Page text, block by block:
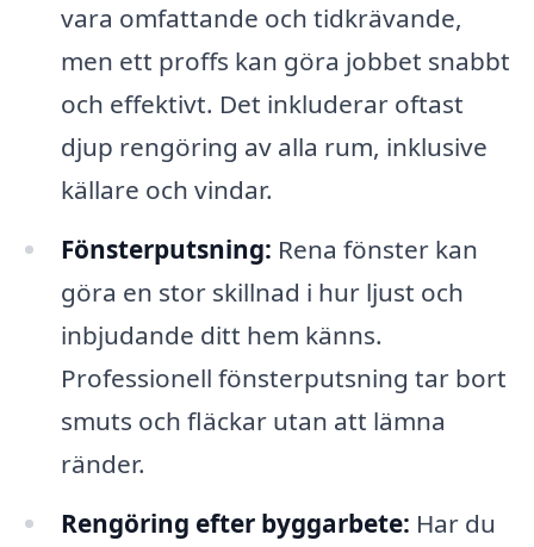
vara omfattande och tidkrävande,
men ett proffs kan göra jobbet snabbt
och effektivt. Det inkluderar oftast
djup rengöring av alla rum, inklusive
källare och vindar.
Fönsterputsning: Rena fönster kan
göra en stor skillnad i hur ljust och
inbjudande ditt hem känns.
Professionell fönsterputsning tar bort
smuts och fläckar utan att lämna
ränder.
Rengöring efter byggarbete: Har du